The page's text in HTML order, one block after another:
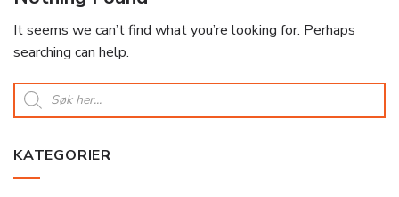
KATEGORIER
It seems we can’t find what you’re looking for. Perhaps
searching can help.
Products
search